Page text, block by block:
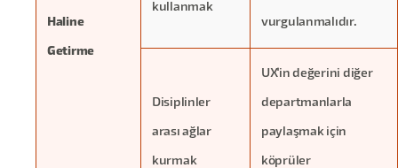
Haline
Getirme
kullanmak
vurgulanmalıdır.
Disiplinler
arası ağlar
kurmak
UX'in değerini diğer
departmanlarla
paylaşmak için
köprüler